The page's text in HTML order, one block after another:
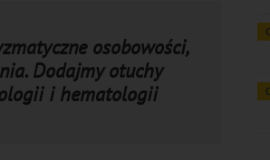
osobowości,
Dodajmy otuchy
i hematologii